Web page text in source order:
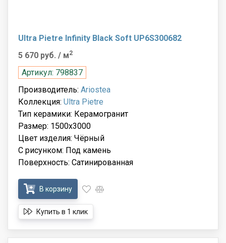
Ultra Pietre Infinity Black Soft UP6S300682
5 670 руб. / м2
Артикул: 798837
Производитель: Ariostea
Коллекция: Ultra Pietre
Тип керамики: Керамогранит
Размер: 1500x3000
Цвет изделия: Чёрный
С рисунком: Под камень
Поверхность: Сатинированная
В корзину
Купить в 1 клик